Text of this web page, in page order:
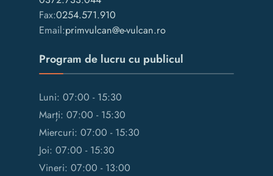
Fax:0254.571.910
Email:primvulcan@e-vulcan.ro
Program de lucru cu publicul
Luni: 07:00 - 15:30
Marți: 07:00 - 15:30
Miercuri: 07:00 - 15:30
Joi: 07:00 - 15:30
Vineri: 07:00 - 13:00